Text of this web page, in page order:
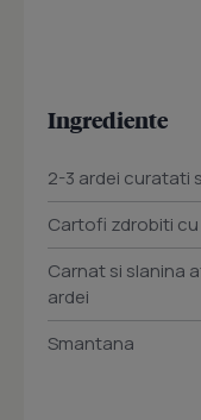
Ingrediente
2-3 ardei curatati
Cartofi zdrobiti
Carnat si slanina
ardei
Smantana